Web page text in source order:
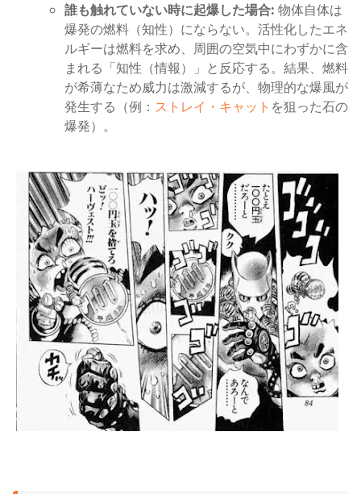
誰も触れていない時に起爆した場合: 物体自体は
爆発の燃料（知性）にならない。活性化したエネ
ルギーは燃料を求め、周囲の空気中にわずかに含
まれる「知性（情報）」と反応する。結果、燃料
が希薄なため威力は激減するが、物理的な爆風が
発生する（例： ストレイ・キャット を狙った石の
爆発）。